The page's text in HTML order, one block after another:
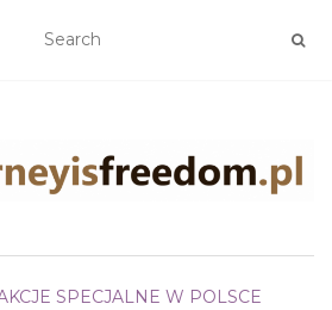
SPECJALNE W POLSCE